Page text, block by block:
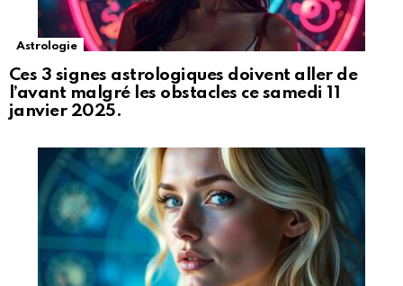
Astrologie
Ces 3 signes astrologiques doivent aller de
l’avant malgré les obstacles ce samedi 11
janvier 2025.